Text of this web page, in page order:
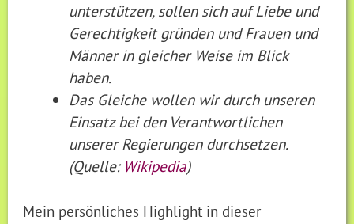
unterstützen, sollen sich auf Liebe und
Gerechtigkeit gründen und Frauen und
Männer in gleicher Weise im Blick
haben.
Das Gleiche wollen wir durch unseren
Einsatz bei den Verantwortlichen
unserer Regierungen durchsetzen.
(Quelle: Wikipedia)
Mein persönliches Highlight in dieser